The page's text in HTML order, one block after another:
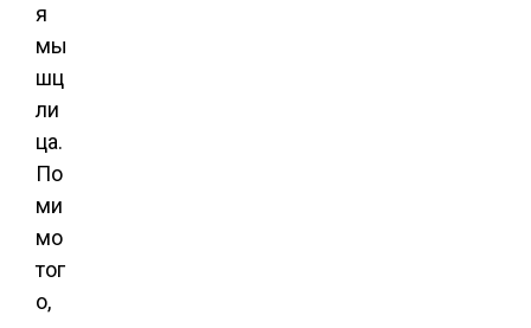
я
мы
шц
ли
ца.
По
ми
мо
тог
о,